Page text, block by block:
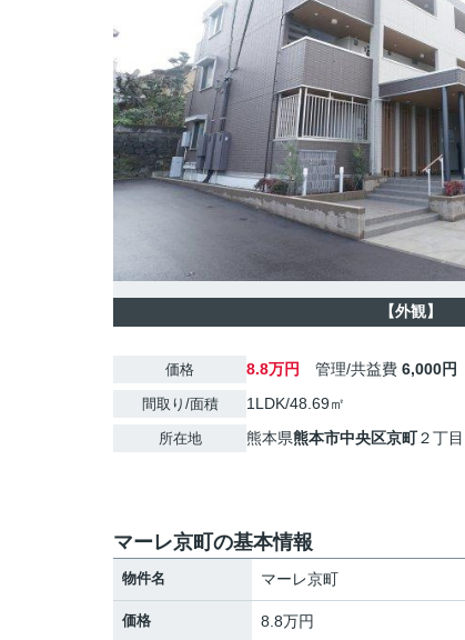
【外観】
価格 8.8万円 管理/共益費 6,000円
間取り/面積 1LDK/48.69㎡
所在地 熊本県熊本市中央区京町２丁目
マーレ京町の基本情報
物件名 マーレ京町
価格 8.8万円